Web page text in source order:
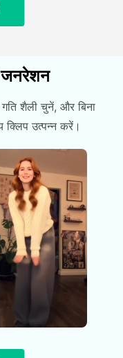
जनरेशन
शैली चुनें, और बिना
क्लिप उत्पन्न करें।